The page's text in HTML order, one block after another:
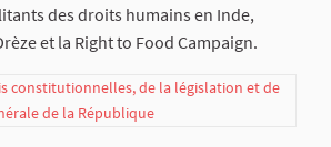
des droits humains en Inde,
et la Right to Food Campaign.
constitutionnelles, de la législation et de
de la République